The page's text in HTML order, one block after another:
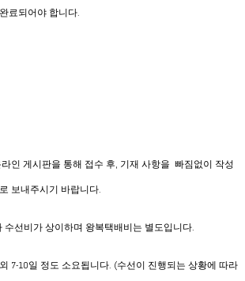
료되어야 합니다.
인 게시판을 통해 접수 후, 기재 사항을 빠짐없이 작성
보내주시기 바랍니다.
수선비가 상이하며 왕복택배비는 별도입니다.
7-10일 정도 소요됩니다. (수선이 진행되는 상황에 따라